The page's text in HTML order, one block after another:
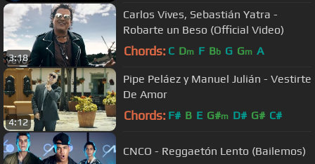
3:18
Carlos Vives, Sebastián Yatra -
Robarte un Beso (Official Video)
Chords: C Dm F Bb G Gm A
4:12
Pipe Peláez y Manuel Julián - Vestirte
De Amor
Chords: F# B E G#m D# G# C#
CNCO - Reggaetón Lento (Bailemos)